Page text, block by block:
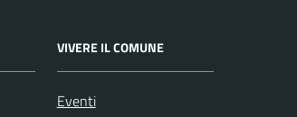
VIVERE IL COMUNE
Eventi